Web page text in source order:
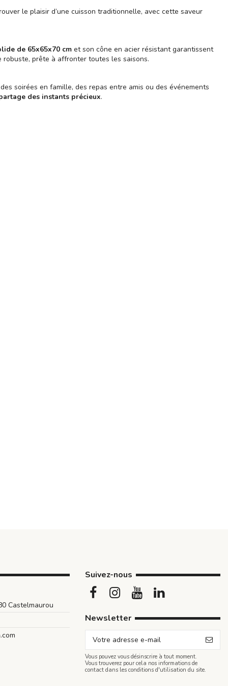
à pizza - Firten 38,00 €
le plaisir d’une cuisson traditionnelle, avec cette saveur
de 65x65x70 cm et son cône en acier résistant garantissent
prête à affronter toutes les saisons.
soirées en famille, des repas entre amis ou des événements
des instants précieux.
Castelmaurou
Suivez-nous
Newsletter
Vous pouvez vous désinscrire à tout moment.
Vous trouverez pour cela nos informations de
contact dans les conditions d'utilisation du site.